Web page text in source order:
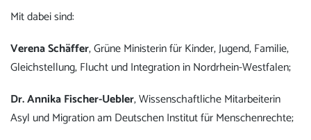
Mit dabei sind:
Verena Schäffer, Grüne Ministerin für Kinder, Jugend, Familie,
Gleichstellung, Flucht und Integration in Nordrhein-Westfalen;
Dr. Annika Fischer-Uebler, Wissenschaftliche Mitarbeiterin
Asyl und Migration am Deutschen Institut für Menschenrechte;